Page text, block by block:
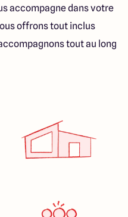
accompagne dans votre
offrons tout inclus
tout au long